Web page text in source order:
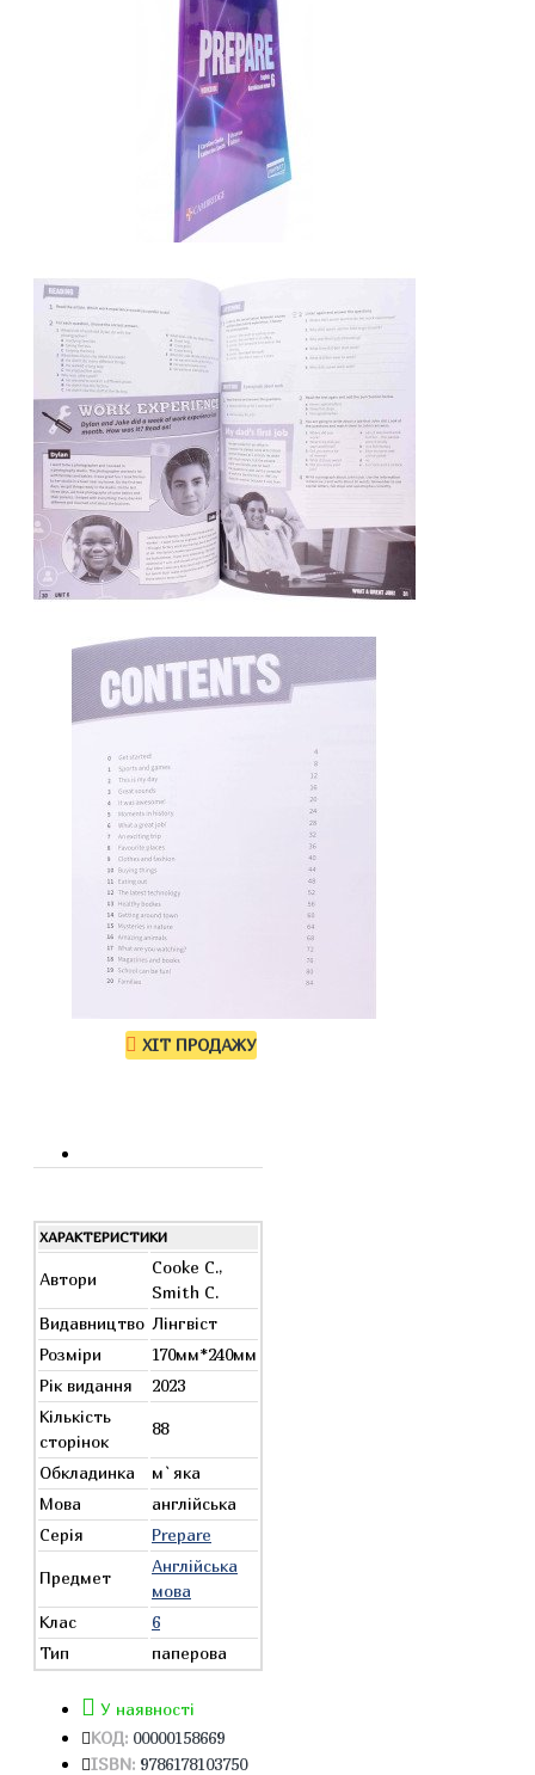
ХІТ ПРОДАЖУ
ХАРАКТЕРИСТИКИ
Автори
Cooke C.,
Smith С.
Видавництво Лінгвіст
Розміри
170мм*240мм
Рік видання
2023
Кількість
сторінок
88
Обкладинка
м`яка
Мова
англійська
Серія
Prepare
Предмет
Англійська
мова
Клас
6
Тип
паперова
У наявності
КОД: 00000158669
ISBN: 9786178103750